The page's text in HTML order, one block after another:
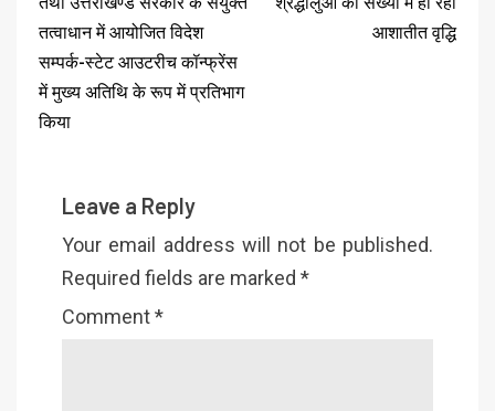
तत्वाधान में आयोजित विदेश
सम्पर्क-स्टेट आउटरीच कॉन्फ्रेंस
में मुख्य अतिथि के रूप में प्रतिभाग
किया
आशातीत वृद्धि
Leave a Reply
Your email address will not be published.
Required fields are marked *
Comment*